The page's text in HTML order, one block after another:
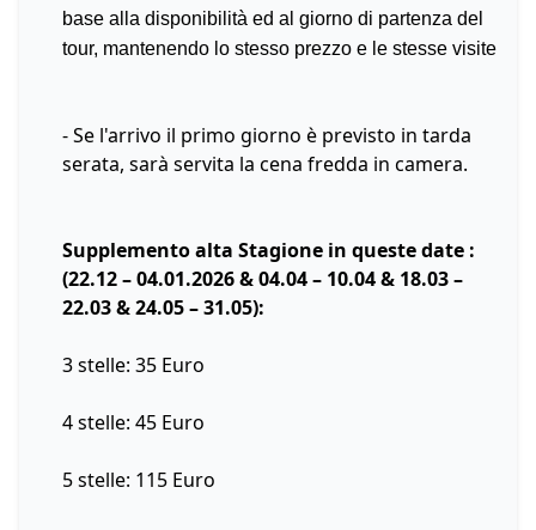
base alla disponibilità ed al giorno di partenza del
tour, mantenendo lo stesso prezzo e le stesse visite
- Se l'arrivo il primo giorno è previsto in tarda
serata, sarà servita la cena fredda in camera.
Supplemento alta Stagione in queste date :
(22.12 – 04.01.2026 & 04.04 – 10.04 & 18.03 –
22.03 & 24.05 – 31.05):
3 stelle: 35 Euro
4 stelle: 45 Euro
5 stelle: 115 Euro